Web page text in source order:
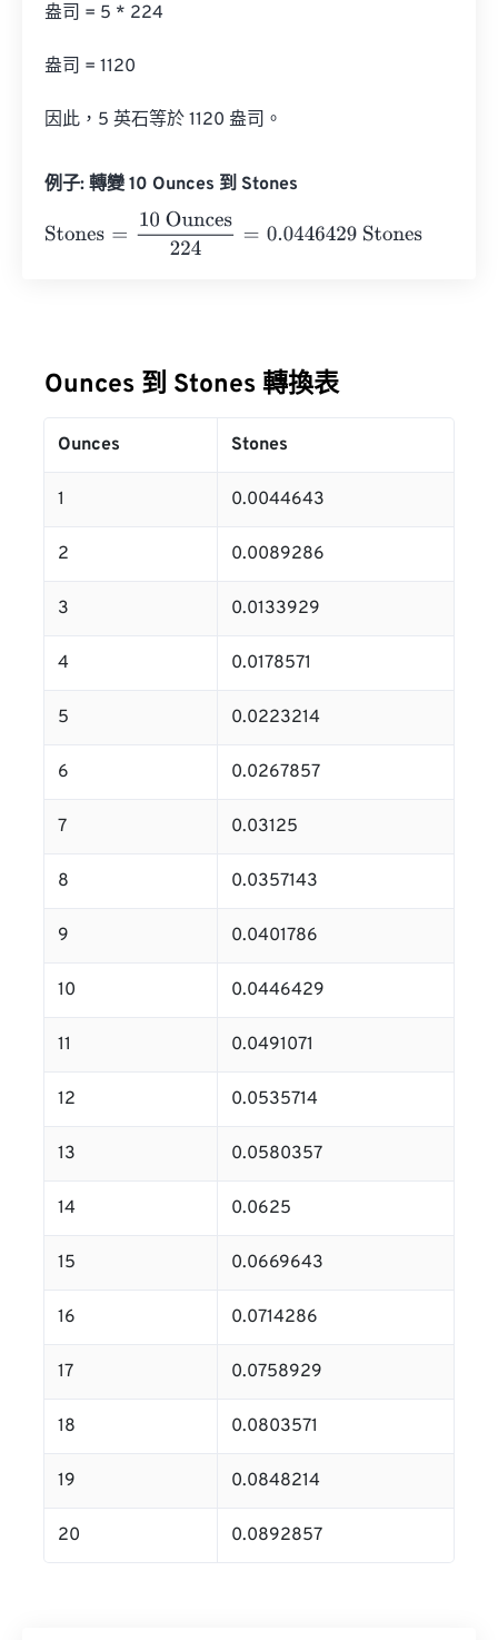
盎司 = 5 * 224
盎司 = 1120
因此，5 英石等於 1120 盎司。
例子: 轉變 10 Ounces 到 Stones
Stones
10 Ounces224= 0.0446429 Stones
Ounces 到 Stones 轉換表
Ounces Stones
1 0.0044643
2 0.0089286
3 0.0133929
4 0.0178571
5 0.0223214
6 0.0267857
7 0.03125
8 0.0357143
9 0.0401786
10 0.0446429
11 0.0491071
12 0.0535714
13 0.0580357
14 0.0625
15 0.0669643
16 0.0714286
17 0.0758929
18 0.0803571
19 0.0848214
20 0.0892857